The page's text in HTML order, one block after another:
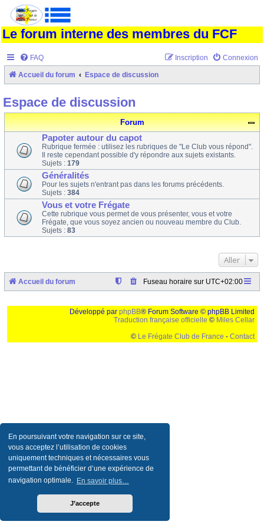
En poursuivant votre navigation sur ce site,
vous acceptez l’utilisation de cookies
uniquement techniques et nécessaires vous
permettant de bénéficier d’une expérience de
navigation optimale. En savoir plus…
J’accepte
Le forum interne des membres du FCF
FAQ Connexion
Inscription
Accueil du forum Espace de discussion
Espace de discussion
Forum
Papoter autour du capot
Rubrique fermée : utilisez les rubriques de "Le Club vous répond".
Il reste cependant possible d'y répondre aux sujets existants.
Sujets : 179
Généralités
Pour les sujets n'entrant pas dans les forums précédents.
Sujets : 384
Vous et votre Frégate
Cette rubrique vous permet de vous présenter, vous et votre
Frégate, que vous soyez ancien ou nouveau membre du Club.
Sujets : 83
Aller
Accueil du forum Fuseau horaire sur UTC+02:00
Développé par phpBB® Forum Software © phpBB Limited
Traduction française officielle © Miles Cellar
© Le Frégate Club de France - Contact